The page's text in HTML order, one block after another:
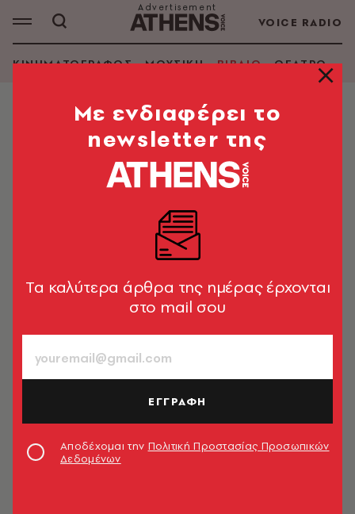
VOICE RADIO
ΚΙΝΗΜΑΤΟΓΡΑΦΟΣ ΜΟΥΣΙΚΗ ΒΙΒΛΙΟ ΘΕΑΤΡΟ -
Mε ενδιαφέρει το
newsletter της
Tα καλύτερα άρθρα της ημέρας έρχονται
στο mail σου
ΕΓΓΡΑΦΗ
Αποδέχομαι την Πολιτική Προστασίας Προσωπικών
Δεδομένων